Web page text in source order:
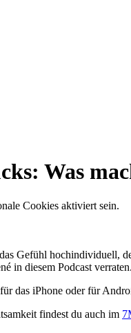
Was
Cookies aktiviert sein.
Gefühl hochindividuell,
in diesem Podcast
das iPhone oder für
findest du auch im